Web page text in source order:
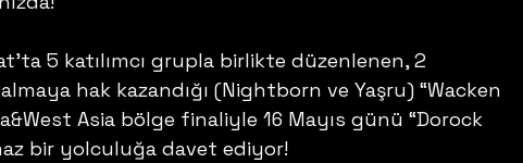
5 katılımcı grupla birlikte düzenlenen, 2
hak kazandığı (Nightborn ve Yaşru) “Wacken
Asia bölge finaliyle 16 Mayıs günü “Dorock
bir yolculuğa davet ediyor!